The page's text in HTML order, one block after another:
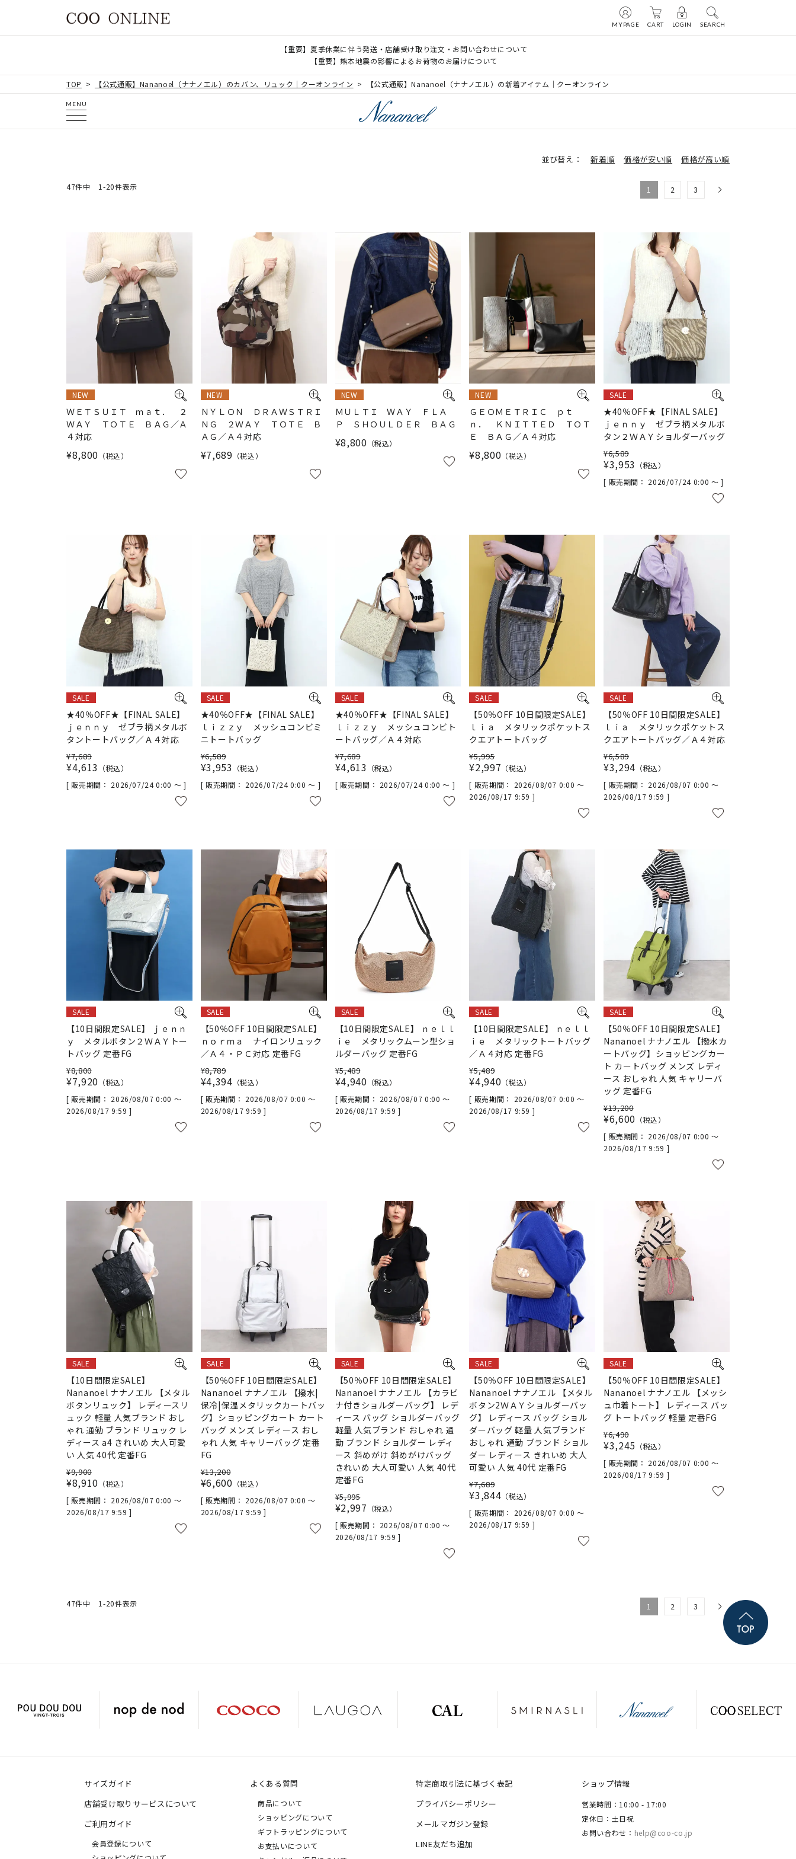
MYPAGE CART LOGIN SEARCH
【重要】夏季休業に伴う発送・店舗受け取り注文・お問い合わせについて
【重要】熊本地震の影響によるお荷物のお届けについて
TOP 【公式通販】Nananoel（ナナノエル）のカバン、リュック｜クーオンライン 【公式通販】Nananoel（ナナノエル）の新着アイテム｜クーオンライン
MENU
並び替え 新着順 価格が安い順 価格が高い順
47件中 1 -20件表示 1 2 3
NEW
ＷＥＴＳＵＩＴ ｍａｔ． ２
ＷＡＹ ＴＯＴＥ ＢＡＧ／Ａ
４対応
¥8,800 税込
NEW
ＮＹＬＯＮ ＤＲＡＷＳＴＲＩ
ＮＧ ２ＷＡＹ ＴＯＴＥ Ｂ
ＡＧ／Ａ４対応
¥7,689 税込
NEW
ＭＵＬＴＩ ＷＡＹ ＦＬＡ
Ｐ ＳＨＯＵＬＤＥＲ ＢＡＧ
¥8,800 税込
NEW
ＧＥＯＭＥＴＲＩＣ ｐｔ
ｎ． ＫＮＩＴＴＥＤ ＴＯＴ
Ｅ ＢＡＧ／Ａ４対応
¥8,800 税込
SALE
★40％OFF★【FINAL SALE】
ｊｅｎｎｙ ゼブラ柄メタルボ
タン２ＷＡＹショルダーバッグ
¥6,589
¥3,953
税込
販売期間
2026/07/24 0:00 〜
SALE
★40％OFF★【FINAL SALE】
ｊｅｎｎｙ ゼブラ柄メタルボ
タントートバッグ／Ａ４対応
¥7,689
¥4,613
税込
販売期間
2026/07/24 0:00 〜
SALE
★40％OFF★【FINAL SALE】
ｌｉｚｚｙ メッシュコンビミ
ニトートバッグ
¥6,589
¥3,953
税込
販売期間
2026/07/24 0:00〜
SALE
★40％OFF★【FINAL SALE】
ｌｉｚｚｙ メッシュコンビト
ートバッグ／Ａ４対応
¥7,689
¥4,613
税込
販売期間
2026/07/24 0:00〜
SALE
【50％OFF 10日間限定SALE】
ｌｉａ メタリックポケットス
クエアトートバッグ
¥5,995
¥2,997
税込
販売期間
2026/08/07 0:00〜
2026/08/17 9:59
SALE
【50％OFF 10日間限定SALE】
ｌｉａ メタリックポケットス
クエアトートバッグ／Ａ４対応
¥6,589
¥3,294
税込
販売期間
2026/08/07 0:00 〜
2026/08/17 9:59
SALE
【10日間限定SALE】 ｊｅｎｎ
ｙ メタルボタン２ＷＡＹトー
トバッグ 定番FG
¥8,800
¥7,920
税込
販売期間
2026/08/07 0:00 〜
2026/08/17 9:59
SALE
【50％OFF 10日間限定SALE】
ｎｏｒｍａ ナイロンリュック
／Ａ４・ＰＣ対応 定番FG
¥8,789
¥4,394
税込
販売期間
2026/08/07 0:00〜
2026/08/17 9:59
SALE
【10日間限定SALE】 ｎｅｌｌ
ｉｅ メタリックムーン型ショ
ルダーバッグ 定番FG
¥5,489
¥4,940
税込
販売期間
2026/08/07 0:00〜
2026/08/17 9:59
SALE
【10日間限定SALE】 ｎｅｌｌ
ｉｅ メタリックトートバッグ
／Ａ４対応 定番FG
¥5,489
¥4,940
税込
販売期間
2026/08/07 0:00〜
2026/08/17 9:59
SALE
【50％OFF 10日間限定SALE】
Nananoel ナナノエル 【撥水カ
ートバッグ】ショッピングカー
ト カートバッグ メンズ レディ
ース おしゃれ 人気 キャリーバ
ッグ 定番FG
¥13,200
¥6,600
税込
販売期間
2026/08/07 0:00 〜
2026/08/17 9:59
SALE
【10日間限定SALE】
Nananoel ナナノエル 【メタル
ボタンリュック】 レディースリ
ュック 軽量 人気ブランド おし
ゃれ 通勤 ブランド リュック レ
ディース a4 きれいめ 大人可愛
い 人気 40代 定番FG
¥9,900
¥8,910
税込
販売期間
2026/08/07 0:00 〜
2026/08/17 9:59
SALE
【50％OFF 10日間限定SALE】
Nananoel ナナノエル 【撥水|
保冷|保温メタリックカートバッ
グ】ショッピングカート カート
バッグ メンズ レディース おし
ゃれ 人気 キャリーバッグ 定番
FG
¥13,200
¥6,600
税込
販売期間
2026/08/07 0:00〜
2026/08/17 9:59
SALE
【50％OFF 10日間限定SALE】
Nananoel ナナノエル 【カラビ
ナ付きショルダーバッグ】 レデ
ィース バッグ ショルダーバッグ
軽量 人気ブランド おしゃれ 通
勤 ブランド ショルダー レディ
ース 斜めがけ 斜めがけバッグ
きれいめ 大人可愛い 人気 40代
定番FG
¥5,995
¥2,997
税込
販売期間
2026/08/07 0:00〜
2026/08/17 9:59
SALE
【50％OFF 10日間限定SALE】
Nananoel ナナノエル 【メタル
ボタン2ＷＡＹショルダーバッ
グ】 レディース バッグ ショル
ダーバッグ 軽量 人気ブランド
おしゃれ 通勤 ブランド ショル
ダー レディース きれいめ 大人
可愛い 人気 40代 定番FG
¥7,689
¥3,844
税込
販売期間
2026/08/07 0:00〜
2026/08/17 9:59
SALE
【50％OFF 10日間限定SALE】
Nananoel ナナノエル 【メッシ
ュ巾着トート】 レディース バッ
グ トートバッグ 軽量 定番FG
¥6,490
¥3,245
税込
販売期間
2026/08/07 0:00 〜
2026/08/17 9:59
47件中 1 -20件表示 1 2 3
サイズガイド
店舗受け取りサービスについて
ご利用ガイド
会員登録について
よくある質問
商品について
ショッピングについて
ギフトラッピングについて
お支払いについて
特定商取引法に基づく表記
プライバシーポリシー
メールマガジン登録
LINE友だち追加
ショップ情報
営業時間：10:00 - 17:00
定休日：土日祝
お問い合わせ： help@coo-co.jp